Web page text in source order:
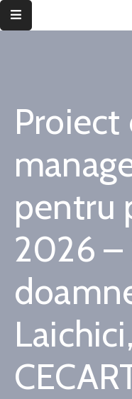
Informații
de
public
Transparență
decizională
Integritate
instituțională
Județul
Timiș
Contact
Monitorul
Oficial
Proiect
pentru
2026